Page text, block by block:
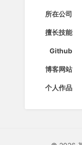
所在公司
擅长技能
Github
博客网站
个人作品